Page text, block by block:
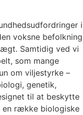
i
voksne befolkning
Samtidig ved vi
som mange
om viljestyrke –
genetik,
til at beskytte
en række biologiske